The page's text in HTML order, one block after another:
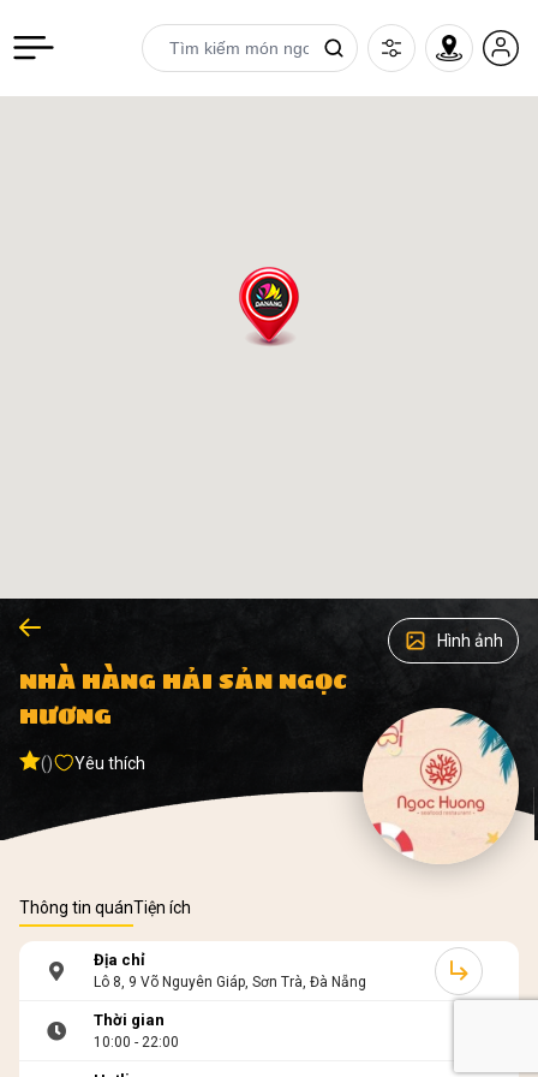
Hình ảnh
NHÀ HÀNG HẢI SẢN NGỌC
HƯƠNG
() Yêu thích
Thông tin quánTiện ích
Địa chỉ
Lô 8, 9 Võ Nguyên Giáp, Sơn Trà, Đà Nẵng
Thời gian
10:00 - 22:00